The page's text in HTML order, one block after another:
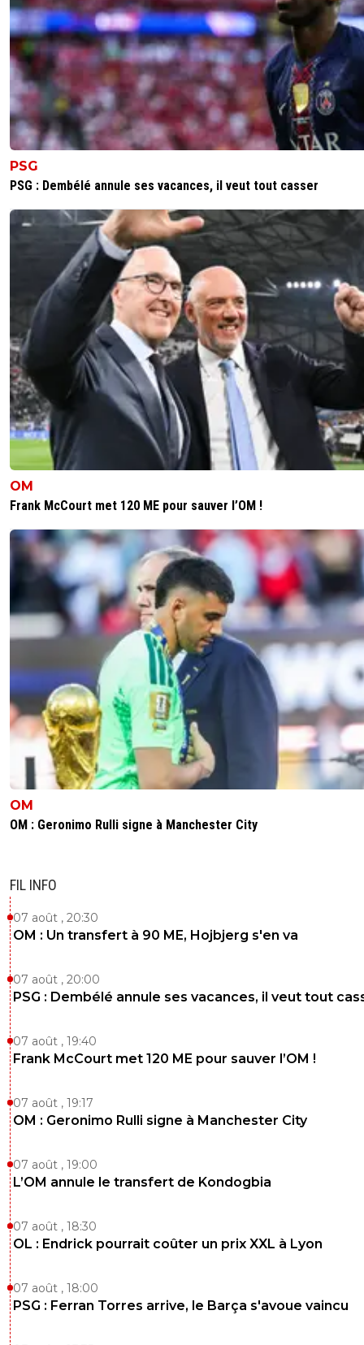
PSG
PSG : Dembélé annule ses vacances, il veut tout casser
OM
Frank McCourt met 120 ME pour sauver l’OM !
OM
OM : Geronimo Rulli signe à Manchester City
FIL INFO
07 août , 20:30
OM : Un transfert à 90 ME, Hojbjerg s'en va
07 août , 20:00
PSG : Dembélé annule ses vacances, il veut tout
07 août , 19:40
Frank McCourt met 120 ME pour sauver l’OM !
07 août , 19:17
OM : Geronimo Rulli signe à Manchester City
07 août , 19:00
L’OM annule le transfert de Kondogbia
07 août , 18:30
OL : Endrick pourrait coûter un prix XXL à Lyon
07 août , 18:00
PSG : Ferran Torres arrive, le Barça s'avoue vaincu